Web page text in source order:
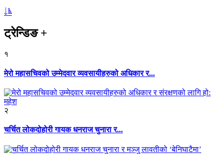
ट्रेन्डिङ+
१
मेरो महासचिवको उम्मेदवार व्यवसायीहरुको अधिकार र...
२
चर्चित लोकदोहोरी गायक धनराज चुनारा र...